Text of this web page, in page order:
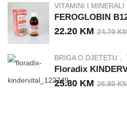
VITAMINI I MINERALI
FEROGLOBIN
24.70
22.20 KM
BRIGA O DJETETU
Floradix
26.80
25.80 KM